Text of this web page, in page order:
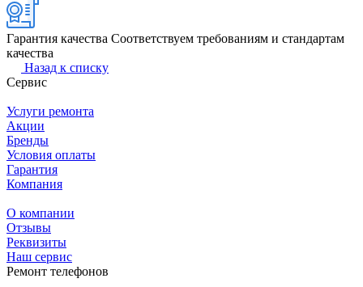
Гарантия качества Соответствуем требованиям и стандартам
качества
Назад к списку
Сервис
Услуги ремонта
Акции
Бренды
Условия оплаты
Гарантия
Компания
О компании
Отзывы
Реквизиты
Наш сервис
Ремонт телефонов